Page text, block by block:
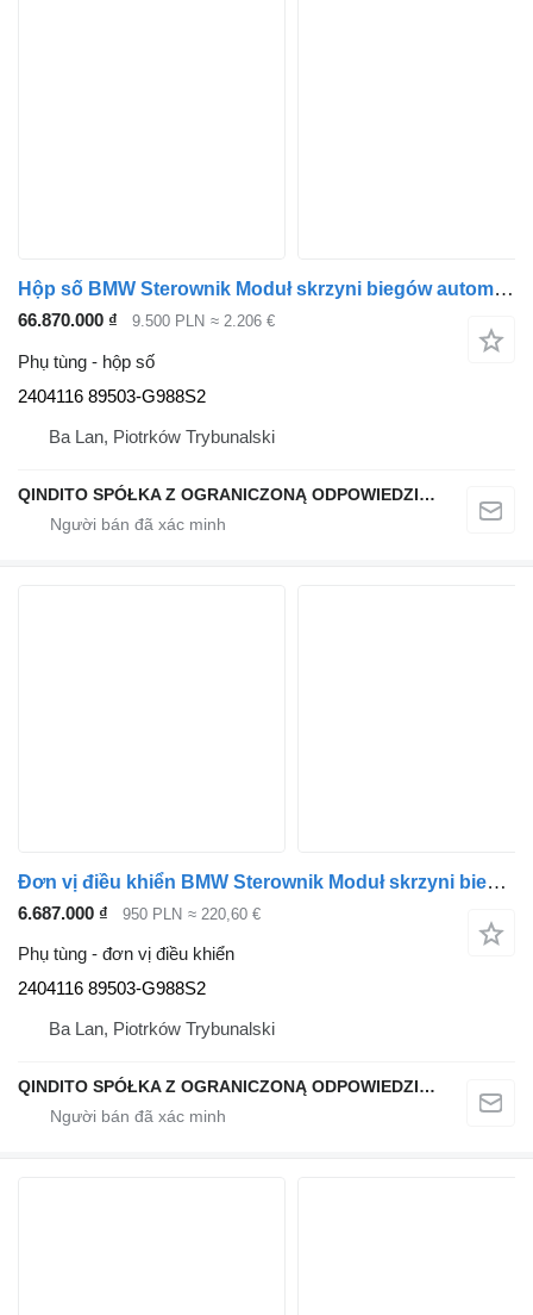
Hộp số BMW Sterownik Moduł skrzyni biegów automatycznej 2404116 dành cho ô tô
66.870.000 ₫ 9.500 PLN ≈ 2.206 €
Phụ tùng - hộp số
2404116 89503-G988S2
Ba Lan, Piotrków Trybunalski
QINDITO SPÓŁKA Z OGRANICZONĄ ODPOWIEDZIALNOŚCIĄ
Đơn vị điều khiển BMW Sterownik Moduł skrzyni biegów automatycznej 2404116 dành cho ô tô
6.687.000 ₫ 950 PLN ≈ 220,60 €
Phụ tùng - đơn vị điều khiển
2404116 89503-G988S2
Ba Lan, Piotrków Trybunalski
QINDITO SPÓŁKA Z OGRANICZONĄ ODPOWIEDZIALNOŚCIĄ